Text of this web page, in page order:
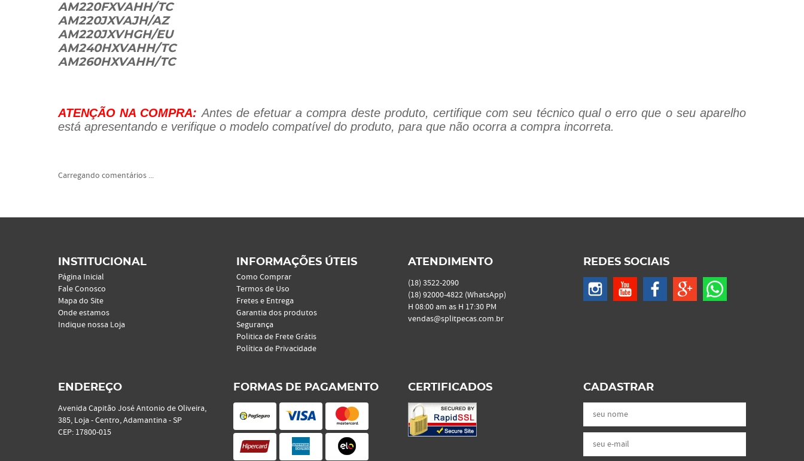
AM220FXVAHH/TC
AM220JXVAJH/AZ
AM220JXVHGH/EU
AM240HXVAHH/TC
AM260HXVAHH/TC
ATENÇÃO NA COMPRA: Antes de efetuar a compra deste produto, certifique com seu técnico qual o erro que o seu aparelho
está apresentando e verifique o modelo compatível do produto, para que não ocorra a compra incorreta.
Carregando comentários ...
INSTITUCIONAL
Página Inicial
Fale Conosco
Mapa do Site
Onde estamos
Indique nossa Loja
INFORMAÇÕES ÚTEIS
Como Comprar
Termos de Uso
Fretes e Entrega
Garantia dos produtos
Segurança
Politica de Frete Grátis
Política de Privacidade
ATENDIMENTO
(18) 3522-2090
(18) 92000-4822 (WhatsApp)
H 08:00 am as H 17:30 PM
vendas@splitpecas.com.br
REDES SOCIAIS
ENDEREÇO
Avenida Capitão José Antonio de Oliveira,
385, Loja-Centro, Adamantina-SP
CEP: 17800-015
FORMAS DE PAGAMENTO CERTIFICADOS CADASTRAR